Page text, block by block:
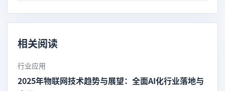
相关阅读
行业应用
2025年物联网技术趋势与展望：全面AI化行业落地与